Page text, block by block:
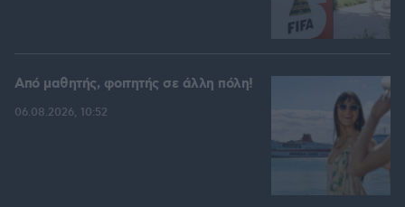
Από μαθητής, φοιτητής σε άλλη πόλη!
06.08.2026, 10:52